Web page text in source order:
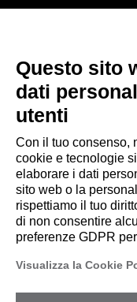
BLOG
NEWS
© 2026
Sede Legale:
Questo sito
dati
utenti
Con il tuo consenso,
cookie e tecnologie
elaborare i dati
sito web o la
rispettiamo il tuo
di non consentire
preferenze GDPR
Visualizza la Cookie